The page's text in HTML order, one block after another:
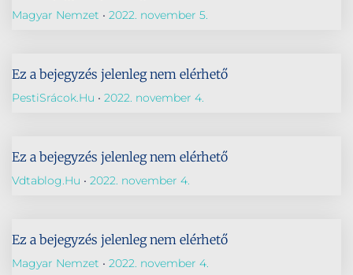
Magyar Nemzet 2022. november 5.
Ez a bejegyzés jelenleg nem elérhető
PestiSrácok.hu 2022. november 4.
Ez a bejegyzés jelenleg nem elérhető
Vdtablog.hu 2022. november 4.
Ez a bejegyzés jelenleg nem elérhető
Magyar Nemzet 2022. november 4.